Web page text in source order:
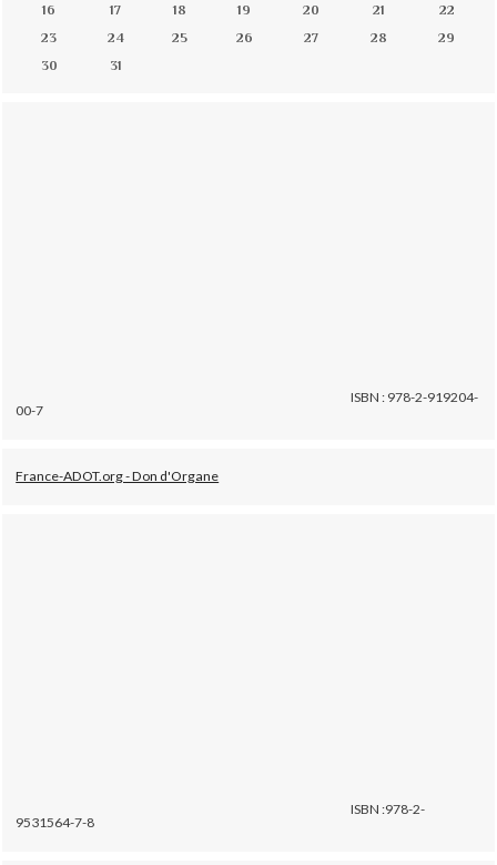
16
17 18 19 20 21
22
23
24 25 26 27 28
29
30
31
ISBN : 978-2-919204-
00-7
France-ADOT.org - Don d'Organe
ISBN :978-2-
9531564-7-8